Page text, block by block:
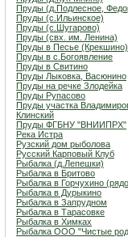
Пруды (д.Подлесное,
Пруды (с.Ильинское)
Пруды (с.Шугарово)
Пруды (свх. им. Ленина)
Пруды в Песье (Крекшино)
Пруды в с.Богоявление
Пруды в Свитино
Пруды Лыковка, Васюнино
Пруды на речке Злодейка
Пруды Рупасово
Пруды участка
Клинский
Пруды ФГБНУ "ВНИИПРХ"
Река Истра
Рузский дом рыболова
Русский Карповый Клуб
Рыбалка (д.Лепешки)
Рыбалка в Бритово
Рыбалка в Горчухино
Рыбалка в Дурыкино
Рыбалка в Запрудном
Рыбалка в Тарасовке
Рыбалка в Химках
Рыбалка ООО "Чистые